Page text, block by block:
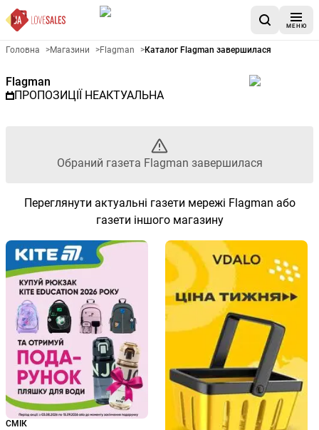
МЕНЮ
Рекламна газета Flagman -
Головна >Магазини >Flagman >Каталог Flagman завершилася
Flagman
ПРОПОЗИЦІЇ НЕАКТУАЛЬНА
Обраний газета Flagman завершилася
Переглянути актуальні газети мережі Flagman або
газети іншого магазину
СМІК